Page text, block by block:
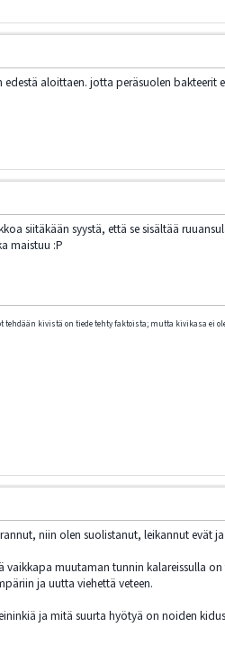
aloittaen. jotta peräsuolen bakteerit
siitäkään syystä, että se sisältää
maistuu :P
tehdään kivistä on tiede tehty faktoista; mutta kivikasa ei
niin olen suolistanut, leikannut evät
muutaman tunnin kalareissulla
ja uutta viehettä veteen.
ja mitä suurta hyötyä on noiden